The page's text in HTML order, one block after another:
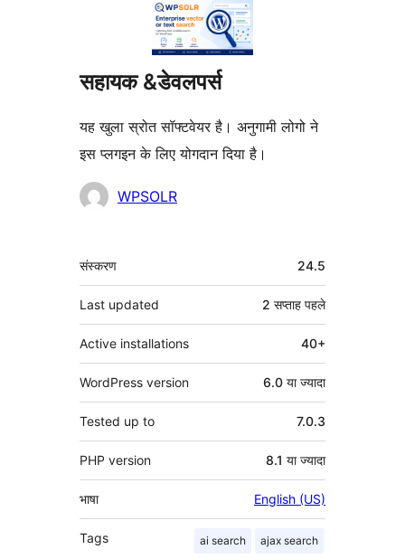
सहायक &डेवलपर्स
यह खुला स्रोत सॉफ्टवेयर है। अनुगामी लोगो ने
इस प्लगइन के लिए योगदान दिया है।
योगदानकर्ताWPSOLR
मेटा
संस्करण 24.5
Last updated 2 सप्ताह पहले
Active installations 40+
WordPress version 6.0 या ज्यादा
Tested up to 7.0.3
PHP version 8.1 या ज्यादा
भाषा English (US)
Tags ai search ajax search